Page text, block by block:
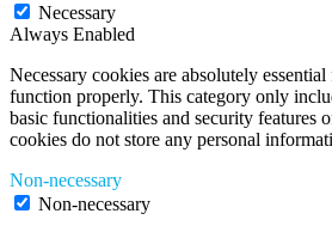
Necessary
Always Enabled
Necessary cookies are absolutely
function properly. This category only
basic functionalities and security features
cookies do not store any personal
Non-necessary
Non-necessary